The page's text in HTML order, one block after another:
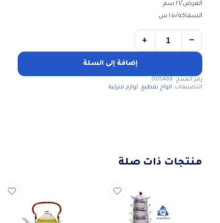
العرض/٢١ سم
السماكه/١.٥٠ س
لوح
احمر
صناعه
كوريه
−
+
إضافة إلى السلة
رمز المنتج: 005466
التصنيفات: الواح تقطيع, لوازم منزلية
منتجات ذات صلة